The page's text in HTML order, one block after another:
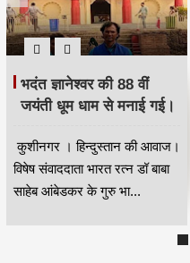
भदंत ज्ञानेश्वर की 88 वीं
जयंती धूम धाम से मनाई गई।
कुशीनगर । हिन्दुस्तान की आवाज।
विषेष संवाददाता भारत रत्न डॉ बाबा
साहेब आंबेडकर के गुरु भा...